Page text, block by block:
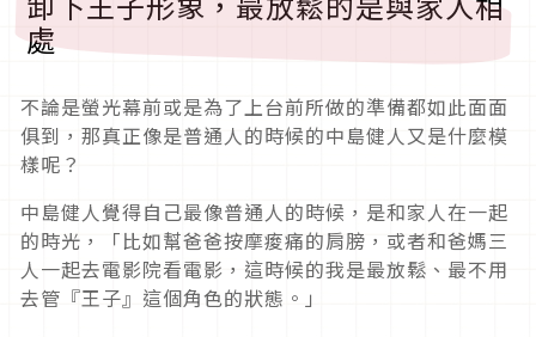
處
不論是螢光幕前或是為了上台前所做的準備都如此面面
俱到，那真正像是普通人的時候的中島健人又是什麼模
樣呢？
中島健人覺得自己最像普通人的時候，是和家人在一起
的時光，「比如幫爸爸按摩痠痛的肩膀，或者和爸媽三
人一起去電影院看電影，這時候的我是最放鬆、最不用
去管『王子』這個角色的狀態。」